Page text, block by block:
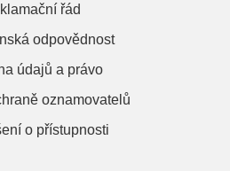
řád
odpovědnost
údajů a právo
oznamovatelů
o přístupnosti